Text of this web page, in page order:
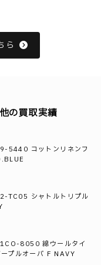
ら
の買取実績
5440 コットンリネンフ
TC05 シャトルトリプル
8050 綿ウールタイ
プルオーバ F NAVY